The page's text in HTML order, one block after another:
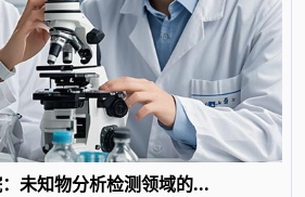
未知物分析检测领域的...